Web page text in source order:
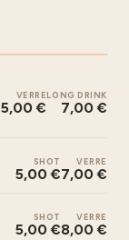
VERRE
5,00 €
LONG DRINK
7,00 €
SHOT
5,00 €
VERRE
7,00 €
SHOT
5,00 €
VERRE
8,00 €